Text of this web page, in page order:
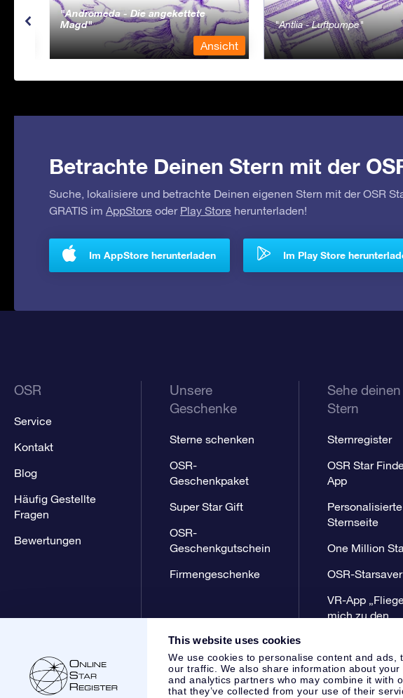
This website uses cookies
We use cookies to personalise content and
our traffic. We also share information about
and analytics partners who may combine it with
that they’ve collected from your use of their
Andromeda - Die angekettete
Magd
Ansicht
Antlia - Luftpumpe
Betrachte Deinen Stern mit der
Suche, lokalisiere und betrachte Deinen eigenen Stern mit der OSR
GRATIS im AppStore oder Play Store herunterladen!
Im AppStore herunterladen Im Play Store
OSR
Service
Kontakt
Blog
Häufig Gestellte
Fragen
Bewertungen
Unsere
Geschenke
Sterne schenken
OSR-
Geschenkpaket
Super Star Gift
OSR-
Geschenkgutschein
Firmengeschenke
Sehe deinen
Stern
Sternregister
OSR Star
App
Personalisierte
Sternseite
One Million
OSR-Starsaver
VR-App
mich zu den